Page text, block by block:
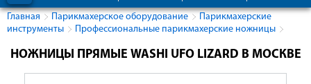
Главная Парикмахерское оборудование
Парикмахерские
инструменты
Профессиональные парикмахерские ножницы
НОЖНИЦЫ ПРЯМЫЕ WASHI UFO LIZARD В МОСКВЕ